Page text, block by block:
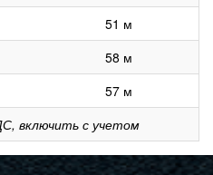
51 м
58 м
57 м
включить с учетом